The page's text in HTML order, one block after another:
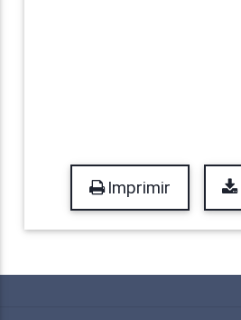
Imprimir